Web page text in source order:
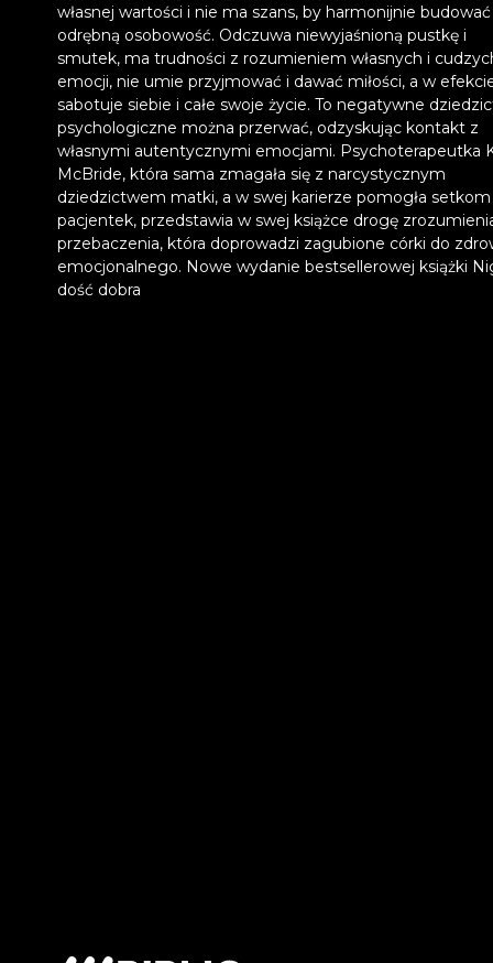
własnej wartości i nie ma szans, by harmonijnie budować
odrębną osobowość. Odczuwa niewyjaśnioną pustkę i
smutek, ma trudności z rozumieniem własnych i
emocji, nie umie przyjmować i dawać miłości, a w
sabotuje siebie i całe swoje życie. To negatywne
psychologiczne można przerwać, odzyskując kontakt z
własnymi autentycznymi emocjami. Psychoterapeutka
McBride, która sama zmagała się z narcystycznym
dziedzictwem matki, a w swej karierze pomogła setkom
pacjentek, przedstawia w swej książce drogę
przebaczenia, która doprowadzi zagubione córki do
emocjonalnego. Nowe wydanie bestsellerowej książki
dość dobra